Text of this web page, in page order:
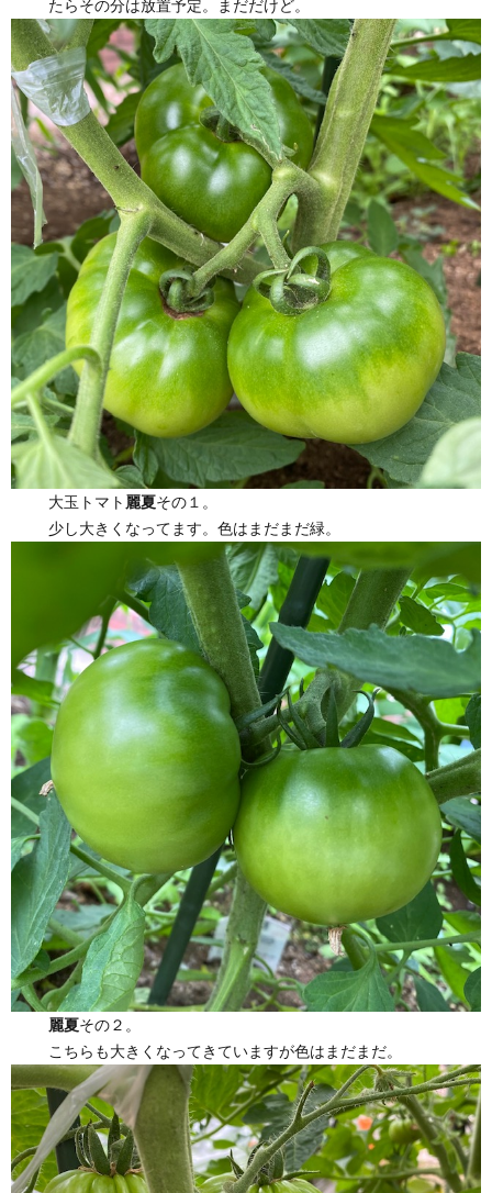
たらその分は放置予定。まだだけど。
大玉トマト 麗夏その１。
少し大きくなってます。色はまだまだ緑。
麗夏その２。
こちらも大きくなってきていますが色はまだまだ。